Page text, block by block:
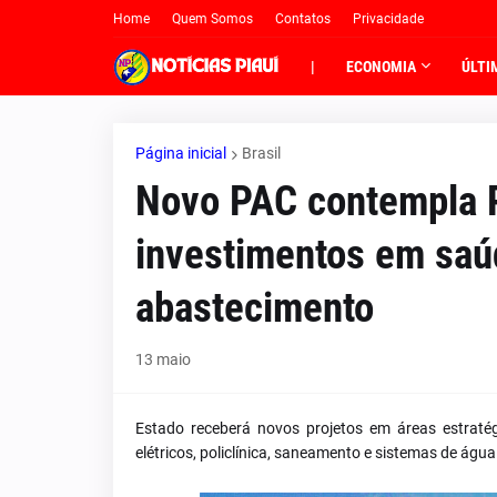
Home Quem Somos Contatos Privacidade
| ECONOMIA
Página inicial Brasil
Novo PAC
investimentos em
abastecimento
13 maio
Estado receberá novos projetos em áreas
elétricos, policlínica, saneamento e sistemas de